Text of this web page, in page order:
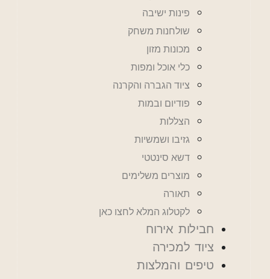
פינות ישיבה
שולחנות משחק
מכונות מזון
כלי אוכל ומפות
ציוד הגברה והקרנה
פודיום ובמות
הצללות
גזיבו ושמשיות
דשא סינטטי
מוצרים משלימים
תאורה
לקטלוג המלא לחצו כאן
חבילות אירוח
ציוד למכירה
טיפים והמלצות